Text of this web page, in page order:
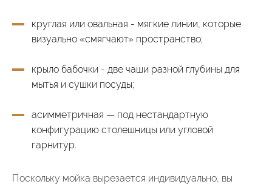
круглая или овальная - мягкие линии, которые
визуально «смягчают» пространство;
крыло бабочки - две чаши разной глубины для
мытья и сушки посуды;
асимметричная — под нестандартную
конфигурацию столешницы или угловой
гарнитур.
Поскольку мойка вырезается индивидуально, вы